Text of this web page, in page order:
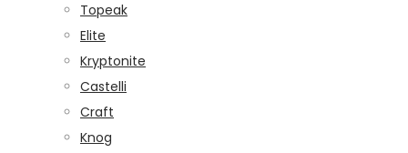
Topeak
Elite
Kryptonite
Castelli
Craft
Knog